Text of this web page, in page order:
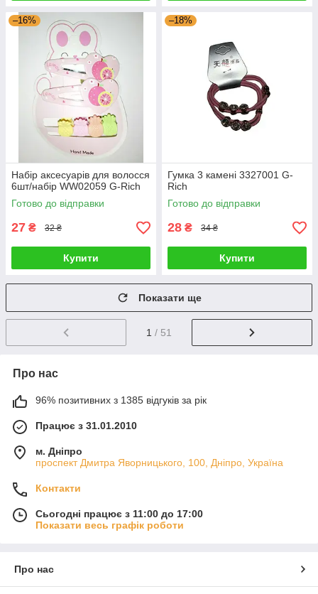
–16%
Набір аксесуарів для волосся
6шт/набір WW02059 G-Rich
Готово до відправки
27 ₴ 32 ₴
Купити
–18%
Гумка 3 камені 3327001 G-
Rich
Готово до відправки
28 ₴ 34 ₴
Купити
Показати ще
1 / 51
Про нас
96% позитивних з 1385 відгуків за рік
Працює з 31.01.2010
м. Дніпро
проспект Дмитра Яворницького, 100, Дніпро, Україна
Контакти
Сьогодні працює з 11:00 до 17:00
Показати весь графік роботи
Про нас